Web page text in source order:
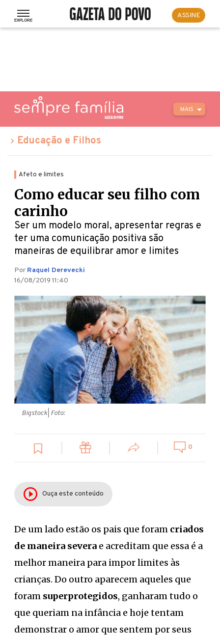
ASSINE
MAIS
Educação e Filhos
Afeto e limites
Como educar seu filho com
carinho
Ser um modelo moral, apresentar regras e
ter uma comunicação positiva são
maneiras de equilibrar amor e limites
Por Raquel Derevecki
16/08/2019 11:40
Bigstock | Foto:
0
Ouça este conteúdo
De um lado estão os pais que foram criados
de maneira severa e acreditam que essa é a
melhor maneira para impor limites às
crianças. Do outro aparecem aqueles que
foram superprotegidos, ganharam tudo o
que queriam na infância e hoje tentam
demonstrar o amor que sentem por seus